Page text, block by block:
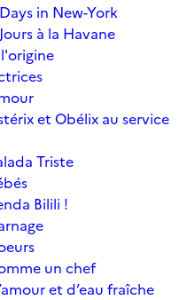
in New-York
à la Havane
et Obélix au service
Triste
Bilili !
un chef
et d’eau fraîche